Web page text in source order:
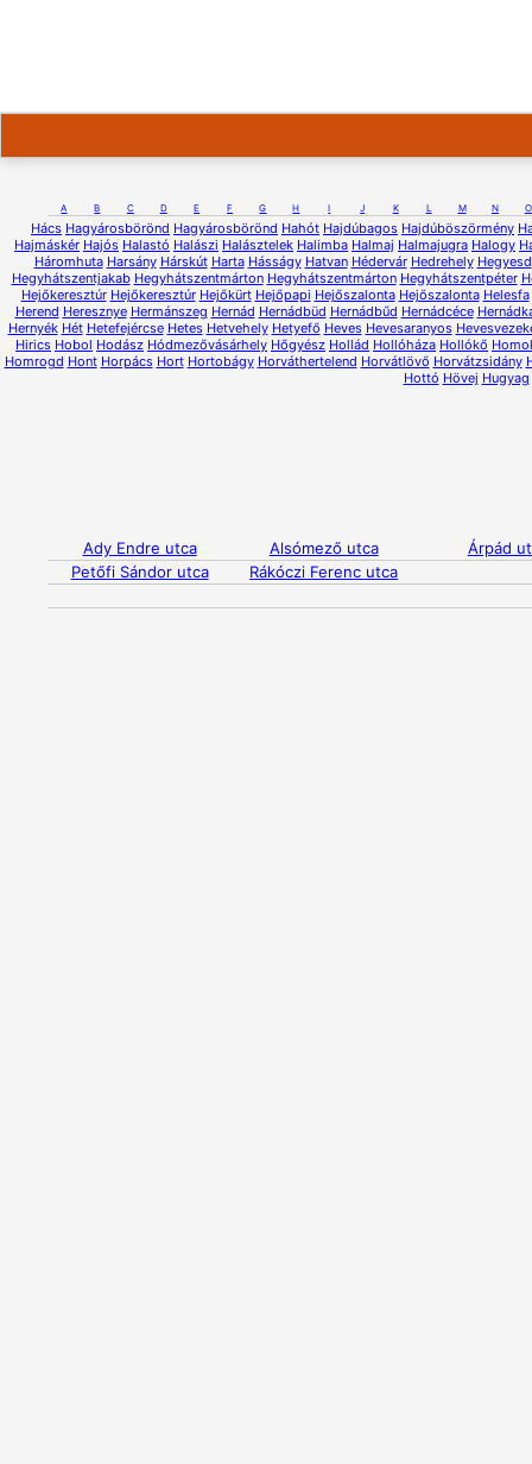
A B C D E F G H I J K L M N O
Hács Hagyárosbörönd Hagyárosbörönd Hahót Hajdúbagos Hajdúböszörmény
Hajmáskér Hajós Halastó Halászi Halásztelek Halimba Halmaj Halmajugra Halogy
Háromhuta Harsány Hárskút Harta Hásságy Hatvan Hédervár Hedrehely Hegyesd
Hegyhátszentjakab Hegyhátszentmárton Hegyhátszentmárton Hegyhátszentpéter
Hejőkeresztúr Hejőkeresztúr Hejőkürt Hejőpapi Hejőszalonta Hejőszalonta Helesfa
Herend Heresznye Hermánszeg Hernád Hernádbüd Hernádbűd Hernádcéce
Hernyék Hét Hetefejércse Hetes Hetvehely Hetyefő Heves Hevesaranyos
Hirics Hobol Hodász Hódmezővásárhely Hőgyész Hollád Hollóháza Hollókő
Homrogd Hont Horpács Hort Hortobágy Horváthertelend Horvátlövő Horvátzsidány
Hottó Hövej Hugyag
Ady Endre utca Alsómező utca
Árpád
Petőfi Sándor utca
Rákóczi Ferenc utca